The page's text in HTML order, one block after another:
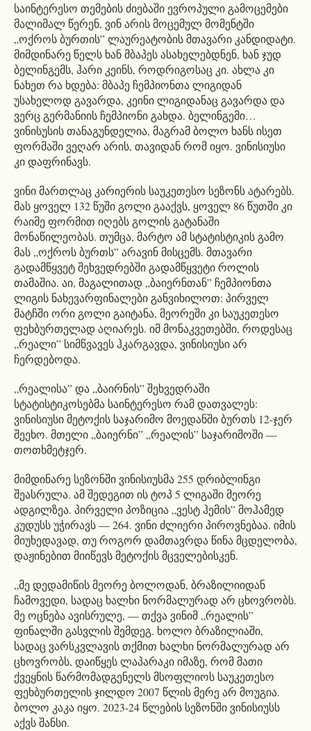
საინტერესო თემების ძიებაში ევროპული გამოცემები
მალიმალ წერენ, ვინ არის მოცემულ მომენტში
„ოქროს ბურთის” ლაურეატობის მთავარი კანდიდატი.
მიმდინარე წელს ხან მბაპეს ასახელებდნენ, ხან ჯუდ
ბელინგემს, ჰარი კეინს, როდრიგოსაც კი. ახლა კი
ნახეთ რა ხდება: მბაპე ჩემპიონთა ლიგიდან
უსახელოდ გავარდა, კეინი ლიგიდანაც გავარდა და
ვერც გერმანიის ჩემპიონი გახდა. ბელინგემი…
ვინისუსის თანაგუნდელია, მაგრამ ბოლო ხანს ისეთ
ფორმაში ვეღარ არის, თავიდან რომ იყო. ვინისიუსი
კი დაფრინავს.
ვინი მართლაც კარიერის საუკეთესო სეზონს ატარებს.
მას ყოველ 132 წუში გოლი გააქვს, ყოველ 86 წუთში კი
რაიმე ფორმით იღებს გოლის გატანაში
მონაწილეობას. თუმცა, მარტო ამ სტატისტიკის გამო
მას „ოქროს ბურთს” არავინ მისცემს. მთავარი
გადამწყვეტ შეხვედრებში გადამწყვეტი როლის
თამაშია. აი, მაგალითად „ბაიერნთან” ჩემპიონთა
ლიგის ნახევარფინალები განვიხილოთ: პირველ
მატჩში ორი გოლი გაიტანა, მეორეში კი საუკეთესო
ფეხბურთელად აღიარეს. იმ მონაკვეთებში, როდესაც
„რეალი” სიმწვავეს ჰკარგავდა, ვინისიუსი არ
ჩერდებოდა.
„რეალისა” და „ბაირნის” შეხვედრაში
სტატისტიკოსებმა საინტერესო რამ დათვალეს:
ვინისიუსი მეტოქის საჯარიმო მოედანში ბურთს 12-ჯერ
შეეხო. მთელი „ბაიერნი” „რეალის” საჯარიმოში —
თოთხმეტჯერ.
მიმდინარე სეზონში ვინისიუსმა 255 დრიბლინგი
შეასრულა. ამ შედეგით ის ტოპ 5 ლიგაში მეორე
ადგილზეა. პირველი პოზიცია „ვესტ ჰემის” მოჰამედ
კუდუსს უჭირავს — 264. ვინი ძლიერი პიროვნებაა. იმის
მიუხედავად, თუ როგორ დამთავრდა წინა მცდელობა,
დაჟინებით მიიწევს მეტოქის მცველებისკენ.
„მე დედამიწის მეორე ბოლოდან, ბრაზილიიდან
ჩამოვედი, სადაც ხალხი ნორმალურად არ ცხოვრობს.
მე ოცნება ავისრულე, — თქვა ვინიმ „რეალის”
ფინალში გასვლის შემდეგ. ხოლო ბრაზილიაში,
სადაც ვარსკვლავის თქმით ხალხი ნორმალურად არ
ცხოვრობს, დაიწყეს ლაპარაკი იმაზე, რომ მათი
ქვეყნის წარმომადგენელს მსოფლიოს საუკეთესო
ფეხბურთელის ჯილდო 2007 წლის მერე არ მოუგია.
ბოლო კაკა იყო. 2023-24 წლების სეზონში ვინისიუსს
აქვს შანსი.